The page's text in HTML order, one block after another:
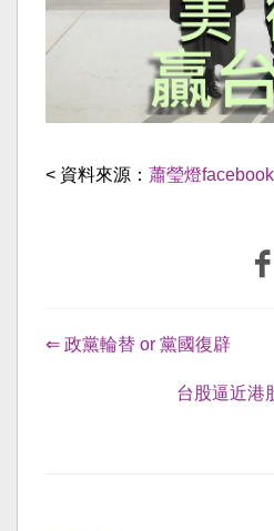
< 資料來源： 蕭瑩燈facebook
⇐ 政黨輪替 or 黨國復辟
台股逼近港